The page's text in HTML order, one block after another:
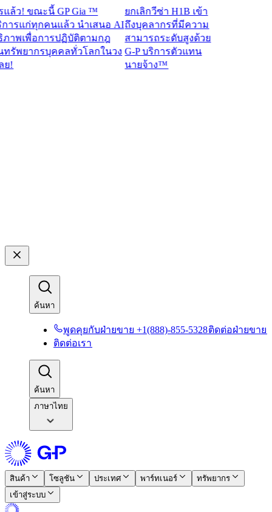
! ขณะนี้ GP Gia ™
ก่ทุกคนแล้ว นำเสนอ AI
พื่อการปฏิบัติตามกฎ
ยากรบุคคลทั่วโลกในวง
ยกเลิกวีซ่า H1B เข้า
ถึงบุคลากรที่มีความ
สามารถระดับสูงด้วย
G-P บริการตัวแทน
นายจ้าง™​​
ค้นหา​​
พูดคุยกับฝ่ายขาย +1(888)-855-5328​​ติดต่อฝ่ายขาย​​
ติดต่อเรา​​
ค้นหา​​
ภาษาไทย
สินค้า​​ โซลูชัน​​ ประเทศ​​ พาร์ทเนอร์​​
ทรัพยากร​​
เข้าสู่ระบบ​​